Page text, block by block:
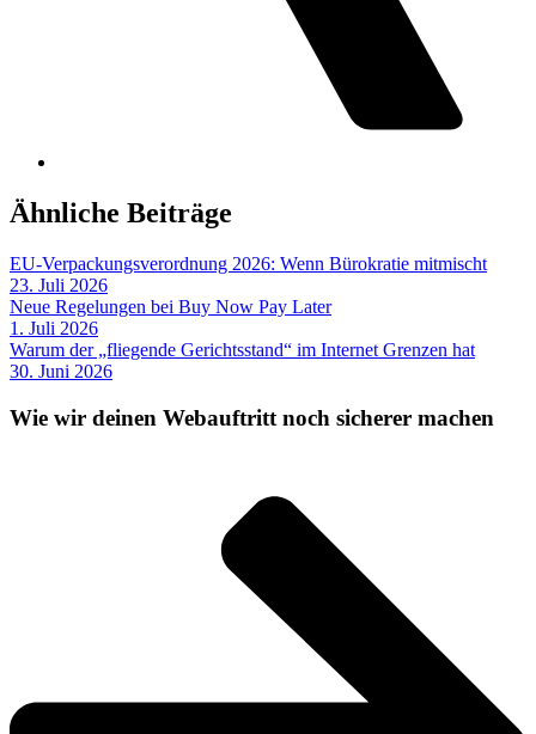
Ähnliche Beiträge
EU-Verpackungsverordnung 2026: Wenn Bürokratie mitmischt
23. Juli 2026
Neue Regelungen bei Buy Now Pay Later
1. Juli 2026
Warum der „fliegende Gerichtsstand“ im Internet Grenzen hat
30. Juni 2026
Wie wir deinen Webauftritt noch sicherer machen